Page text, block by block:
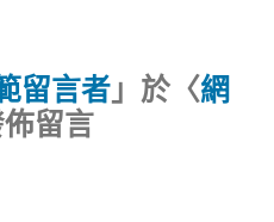
留言者 」於〈網
留言